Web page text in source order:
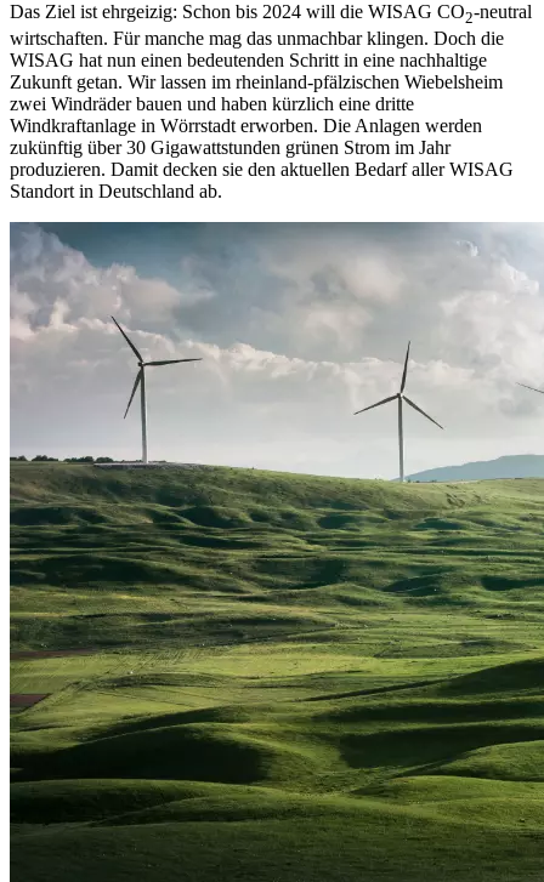
Das Ziel ist ehrgeizig: Schon bis 2024 will die WISAG CO2-neutral
wirtschaften. Für manche mag das unmachbar klingen. Doch die
WISAG hat nun einen bedeutenden Schritt in eine nachhaltige
Zukunft getan. Wir lassen im rheinland-pfälzischen Wiebelsheim
zwei Windräder bauen und haben kürzlich eine dritte
Windkraftanlage in Wörrstadt erworben. Die Anlagen werden
zukünftig über 30 Gigawattstunden grünen Strom im Jahr
produzieren. Damit decken sie den aktuellen Bedarf aller WISAG
Standort in Deutschland ab.